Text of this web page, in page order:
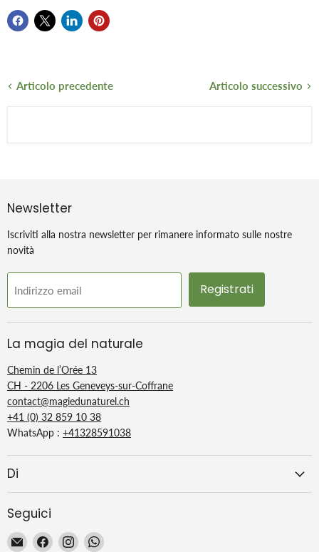
Articolo precedente Articolo successivo
Newsletter
Iscriviti alla nostra newsletter per rimanere informato sulle nostre
novità
Indirizzo email Registrati
La magia del naturale
Chemin de l’Orée 13
CH - 2206 Les Geneveys-sur-Coffrane
contact@magiedunaturel.ch
+41 (0) 32 859 10 38
WhatsApp : +41328591038
Di
Seguici
EmailTrovaciTrovaciTrovaci